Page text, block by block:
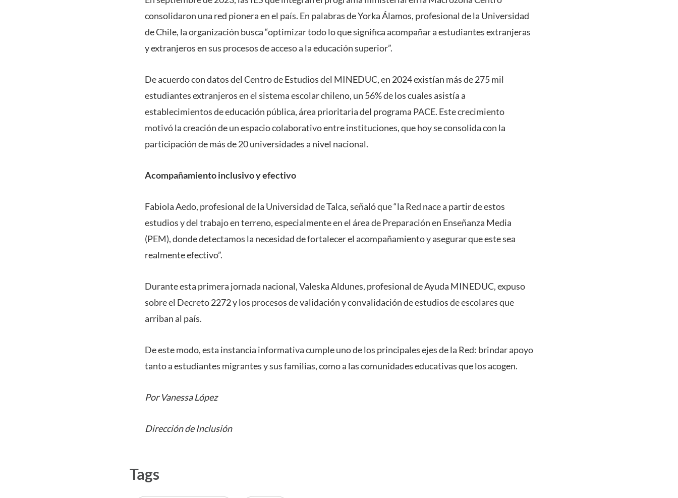
consolidaron una red pionera en el país. En palabras de Yorka Álamos, profesional de la Universidad
de Chile, la organización busca “optimizar todo lo que significa acompañar a estudiantes extranjeras
y extranjeros en sus procesos de acceso a la educación superior”.
De acuerdo con datos del Centro de Estudios del MINEDUC, en 2024 existían más de 275 mil
estudiantes extranjeros en el sistema escolar chileno, un 56% de los cuales asistía a
establecimientos de educación pública, área prioritaria del programa PACE. Este crecimiento
motivó la creación de un espacio colaborativo entre instituciones, que hoy se consolida con la
participación de más de 20 universidades a nivel nacional.
Acompañamiento inclusivo y efectivo
Fabiola Aedo, profesional de la Universidad de Talca, señaló que “la Red nace a partir de estos
estudios y del trabajo en terreno, especialmente en el área de Preparación en Enseñanza Media
(PEM), donde detectamos la necesidad de fortalecer el acompañamiento y asegurar que este sea
realmente efectivo”.
Durante esta primera jornada nacional, Valeska Aldunes, profesional de Ayuda MINEDUC, expuso
sobre el Decreto 2272 y los procesos de validación y convalidación de estudios de escolares que
arriban al país.
De este modo, esta instancia informativa cumple uno de los principales ejes de la Red: brindar apoyo
tanto a estudiantes migrantes y sus familias, como a las comunidades educativas que los acogen.
Por Vanessa López
Dirección de Inclusión
Tags